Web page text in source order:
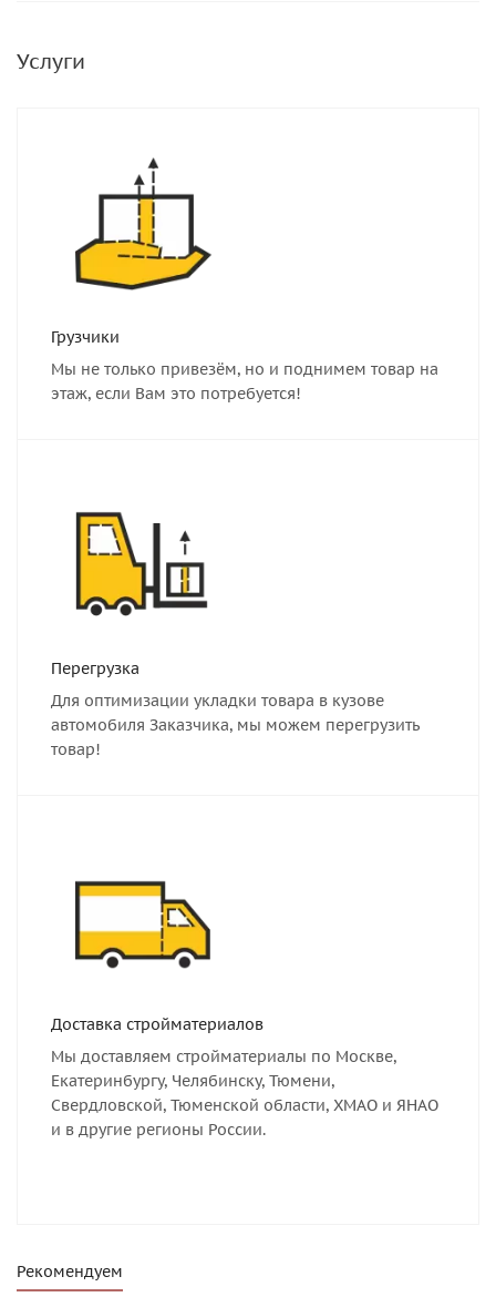
Услуги
Грузчики
Мы не только привезём, но и поднимем товар на
этаж, если Вам это потребуется!
Перегрузка
Для оптимизации укладки товара в кузове
автомобиля Заказчика, мы можем перегрузить
товар!
Доставка стройматериалов
Мы доставляем стройматериалы по Москве,
Екатеринбургу, Челябинску, Тюмени,
Свердловской, Тюменской области, ХМАО и ЯНАО
и в другие регионы России.
Рекомендуем